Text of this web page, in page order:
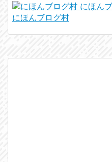
にほんブログ村